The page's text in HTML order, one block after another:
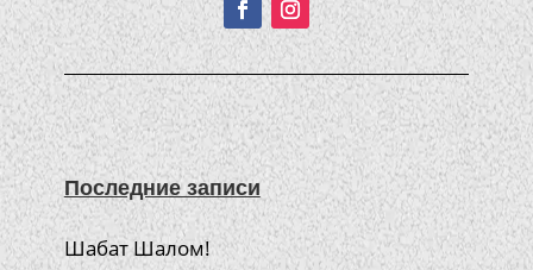
Последние записи
Шабат Шалом!